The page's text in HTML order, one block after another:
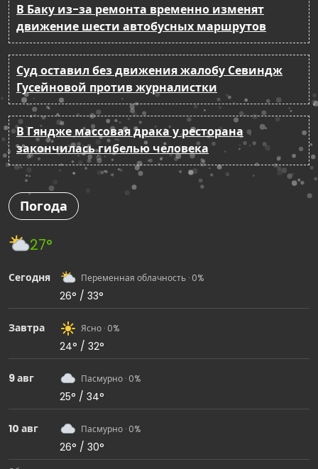
В Баку из-за ремонта временно изменят
движение шести автобусных маршрутов
Суд оставил без движения жалобу Севиндж
Гусейновой против журналистки
В Гяндже массовая драка у ресторана
закончилась гибелью человека
Погода
27°
Сегодня Переменная облачность · 0%
26° / 33°
Завтра Ясно · 0%
24° / 32°
9 авг Пасмурно · 0%
25° / 34°
10 авг Пасмурно · 0%
26° / 30°